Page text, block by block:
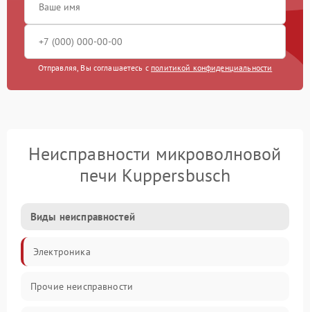
Отправляя, Вы соглашаетесь с политикой конфиденциальности
Неисправности микроволновой
печи Kuppersbusch
Виды неисправностей
Электроника
Прочие неисправности